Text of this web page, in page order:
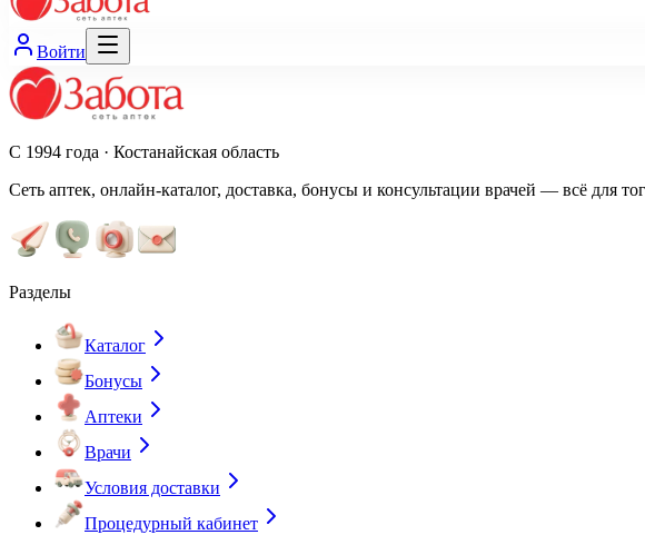
Войти
С 1994 года · Костанайская область
Сеть аптек, онлайн-каталог, доставка, бонусы и консультации врачей — всё для
Разделы
Каталог
Бонусы
Аптеки
Врачи
Условия доставки
Процедурный кабинет